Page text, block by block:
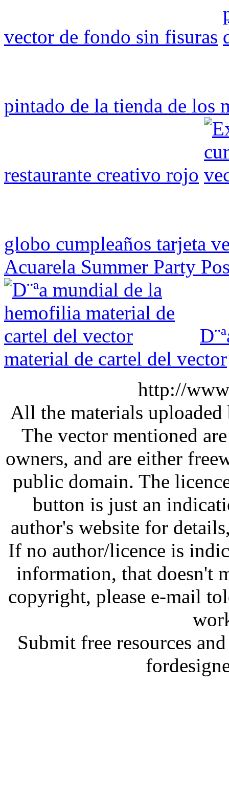
vector de fondo sin fisuras
pintado de la tienda de los
restaurante creativo rojo
globo cumpleaños tarjeta
Acuarela Summer Party
material de cartel del vector
http://
All the materials
The vector mentioned
owners, and are either
public domain. The
button is just an
author's website for
If no author/licence is
information, that doesn't
copyright, please e-mail
Submit free resources